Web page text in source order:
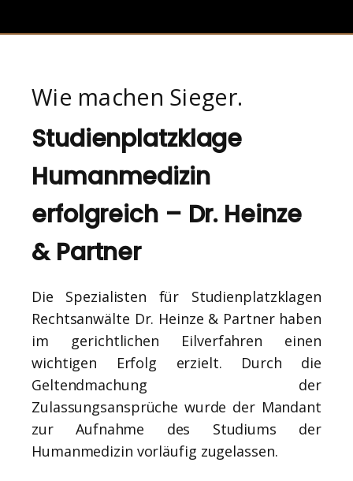
Wie machen Sieger.
Studienplatzklage
Humanmedizin
erfolgreich – Dr. Heinze
& Partner
Die Spezialisten für Studienplatzklagen
Rechtsanwälte Dr. Heinze & Partner haben
im gerichtlichen Eilverfahren einen
wichtigen Erfolg erzielt. Durch die
Geltendmachung der
Zulassungsansprüche wurde der Mandant
zur Aufnahme des Studiums der
Humanmedizin vorläufig zugelassen.